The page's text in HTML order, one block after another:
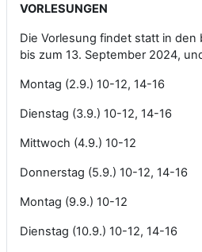
VORLESUNGEN
Die Vorlesung findet statt in den
bis zum 13. September 2024,
Montag (2.9.) 10-12, 14-16
Dienstag (3.9.) 10-12, 14-16
Mittwoch (4.9.) 10-12
Donnerstag (5.9.) 10-12, 14-16
Montag (9.9.) 10-12
Dienstag (10.9.) 10-12, 14-16